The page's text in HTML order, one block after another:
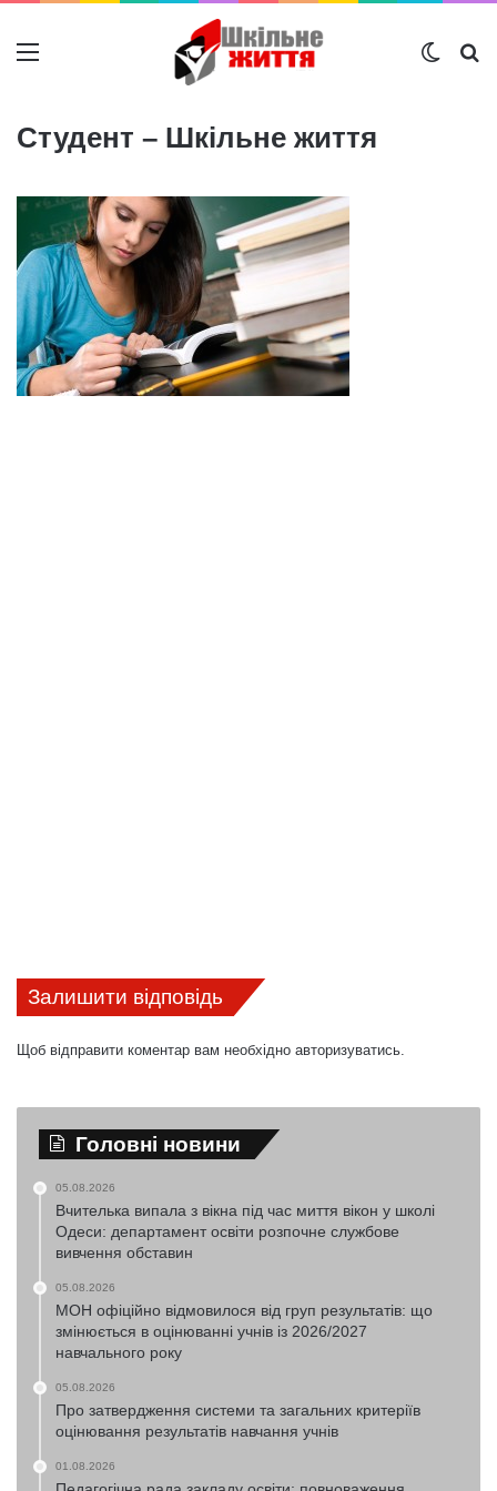
Меню
Студент – Шкільне життя
Залишити відповідь
Щоб відправити коментар вам необхідно авторизуватись.
Головні новини
05.08.2026
Вчителька випала з вікна під час миття вікон у школі
Одеси: департамент освіти розпочне службове
вивчення обставин
05.08.2026
МОН офіційно відмовилося від груп результатів: що
змінюється в оцінюванні учнів із 2026/2027
навчального року
05.08.2026
Про затвердження системи та загальних критеріїв
оцінювання результатів навчання учнів
01.08.2026